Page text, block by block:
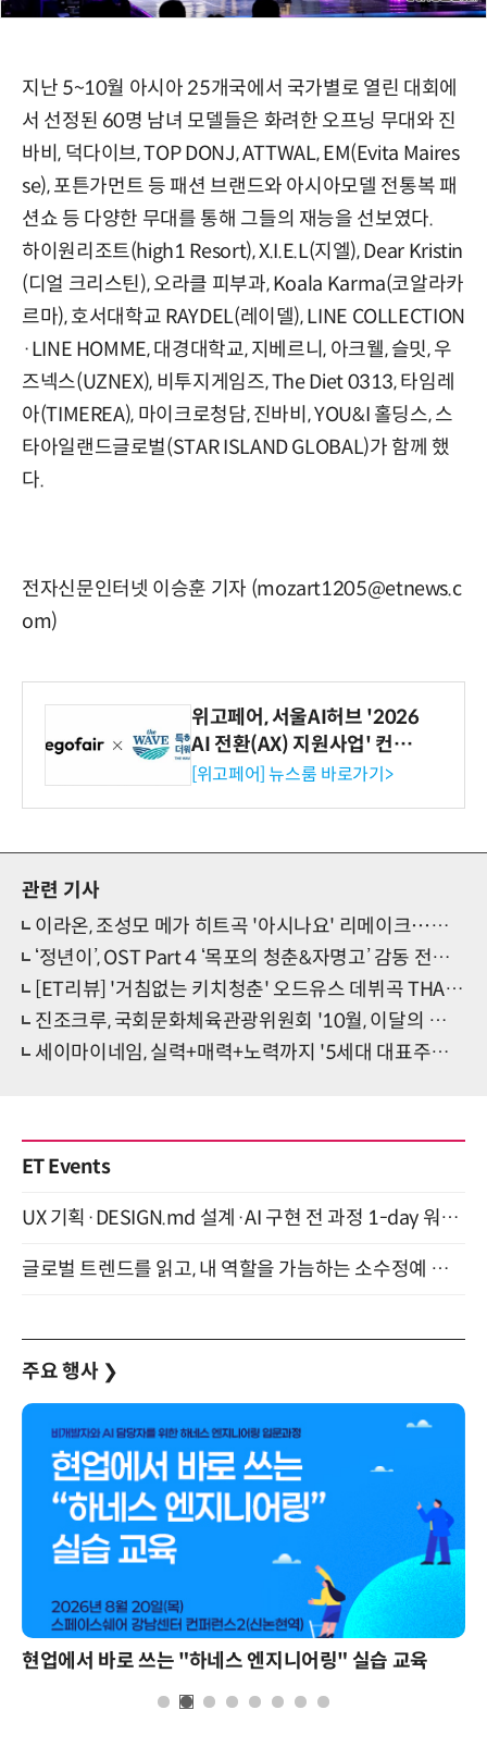
지난 5~10월 아시아 25개국에서 국가별로 열린 대회에
서 선정된 60명 남녀 모델들은 화려한 오프닝 무대와 진
바비, 덕다이브, TOP DONJ, ATTWAL, EM(Evita Maires
se), 포튼가먼트 등 패션 브랜드와 아시아모델 전통복 패
션쇼 등 다양한 무대를 통해 그들의 재능을 선보였다.
하이원리조트(high1 Resort), X.I.E.L(지엘), Dear Kristin
(디얼 크리스틴), 오라클 피부과, Koala Karma(코알라카
르마), 호서대학교 RAYDEL(레이델), LINE COLLECTION
·LINE HOMME, 대경대학교, 지베르니, 아크웰, 슬밋, 우
즈넥스(UZNEX), 비투지게임즈, The Diet 0313, 타임레
아(TIMEREA), 마이크로청담, 진바비, YOU&I 홀딩스, 스
타아일랜드글로벌(STAR ISLAND GLOBAL)가 함께 했
다.
전자신문인터넷 이승훈 기자 (mozart1205@etnews.c
om)
위고페어, 서울AI허브 '2026
AI 전환(AX) 지원사업' 컨소
시엄 선정
[위고페어] 뉴스룸 바로가기>
관련 기사
이라온, 조성모 메가 히트곡 '아시나요' 리메이크⋯감동 재현
‘정년이’, OST Part 4 ‘목포의 청춘&자명고’ 감동 전한다
[ET리뷰] '거침없는 키치청춘' 오드유스 데뷔곡 THAT'S ME
진조크루, 국회문화체육관광위원회 '10월, 이달의 인플루언서' 수상
세이마이네임, 실력+매력+노력까지 '5세대 대표주자 급부상'
ET Events
UX 기획·DESIGN.md 설계·AI 구현 전 과정 1-day 워크숍 with Claude Code·Codex 9월 15일 개최
글로벌 트렌드를 읽고, 내 역할을 가늠하는 소수정예 실습 워크숍 (8/28)
주요 행사 ❯